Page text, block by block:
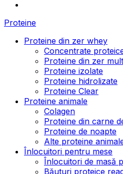
Proteine
Proteine din zer whey
Concentrate
Proteine din zer
Proteine izolate
Proteine hidrolizate
Proteine Clear
Proteine animale
Colagen
Proteine din carne
Proteine de noapte
Alte proteine
Înlocuitori pentru mese
Înlocuitori de masă
Băuturi proteice